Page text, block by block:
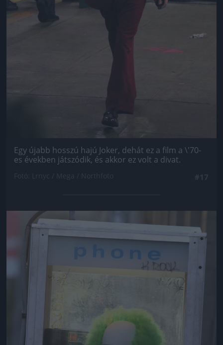
Egy újabb hosszú hajú Joker, dehát ez a film a \'70-
es években játszódik, és akkor ez volt a divat.
Jön még kép!